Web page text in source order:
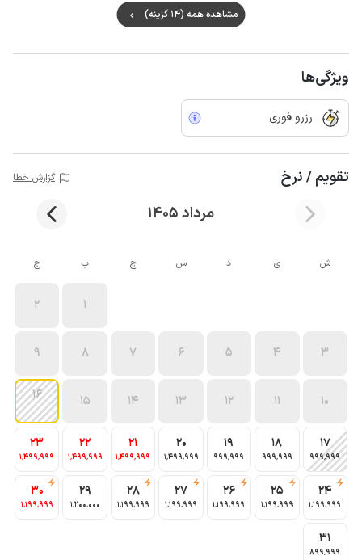
مشاهده همه (14 گزینه)
ویژگی‌ها
رزرو فوری
تقویم / نرخ گزارش خطا
مرداد 1405
ش ی د س چ پ ج
1
2
3
4
5
6
7
8
9
10
11
12
13
14
15
16
17
999٬999
18
999٬999
19
999٬999
20
1٬499٬999
21
1٬499٬999
22
1٬499٬999
23
1٬499٬999
24
1٬199٬999
25
1٬199٬999
26
1٬199٬999
27
1٬199٬999
28
1٬199٬999
29
1٬200٬000
30
1٬199٬999
31
899٬999